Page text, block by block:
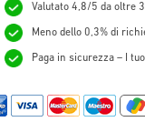
Valutato 4,8/5 da oltre
Meno dello 0,3% di
Paga in sicurezza – I